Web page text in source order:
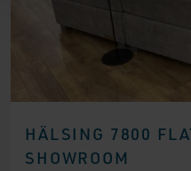
HÄLSING 7800
SHOWROOM